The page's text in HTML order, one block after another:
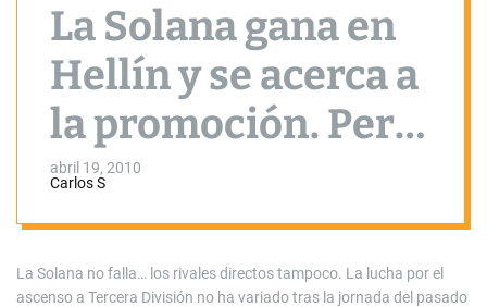
La Solana gana en
Hellín y se acerca a
la promoción. Pero
Manzanares y
Villarrubia
tampoco fallan
abril 19, 2010
Carlos S
La Solana no falla… los rivales directos tampoco. La lucha por el
ascenso a Tercera División no ha variado tras la jornada del pasado